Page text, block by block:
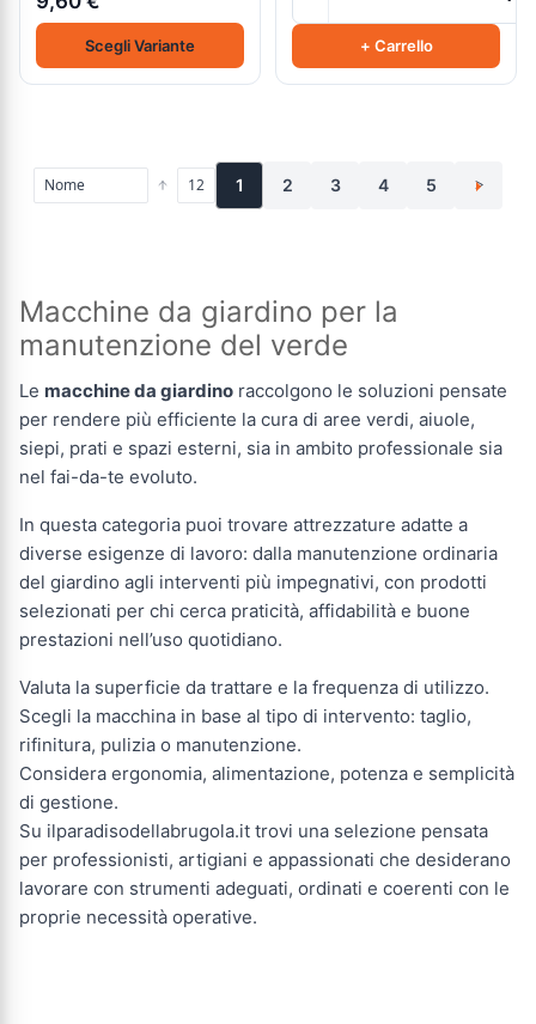
Scegli Variante + Carrello
1 2 3 4 5 >
Macchine da giardino per la
manutenzione del verde
Le macchine da giardino raccolgono le soluzioni pensate
per rendere più efficiente la cura di aree verdi, aiuole,
siepi, prati e spazi esterni, sia in ambito professionale sia
nel fai-da-te evoluto.
In questa categoria puoi trovare attrezzature adatte a
diverse esigenze di lavoro: dalla manutenzione ordinaria
del giardino agli interventi più impegnativi, con prodotti
selezionati per chi cerca praticità, affidabilità e buone
prestazioni nell’uso quotidiano.
Valuta la superficie da trattare e la frequenza di utilizzo.
Scegli la macchina in base al tipo di intervento: taglio,
rifinitura, pulizia o manutenzione.
Considera ergonomia, alimentazione, potenza e semplicità
di gestione.
Su ilparadisodellabrugola.it trovi una selezione pensata
per professionisti, artigiani e appassionati che desiderano
lavorare con strumenti adeguati, ordinati e coerenti con le
proprie necessità operative.